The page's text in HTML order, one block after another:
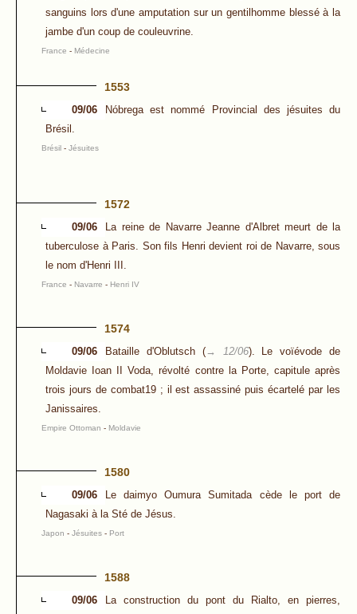
sanguins lors d'une amputation sur un gentilhomme blessé à la
jambe d'un coup de couleuvrine.
France - Médecine
1553
09/06
Nóbrega est nommé Provincial des jésuites du
Brésil.
Brésil - Jésuites
1572
09/06
La reine de Navarre Jeanne d'Albret meurt de la
tuberculose à Paris. Son fils Henri devient roi de Navarre, sous
le nom d'Henri III.
France - Navarre - Henri IV
1574
09/06 Bataille d'Oblutsch (→ 12/06). Le voïévode de
Moldavie Ioan II Voda, révolté contre la Porte, capitule après
trois jours de combat19 ; il est assassiné puis écartelé par les
Janissaires.
Empire Ottoman - Moldavie
1580
09/06
Le daimyo Oumura Sumitada cède le port de
Nagasaki à la Sté de Jésus.
Japon - Jésuites - Port
1588
09/06
La construction du pont du Rialto, en pierres,